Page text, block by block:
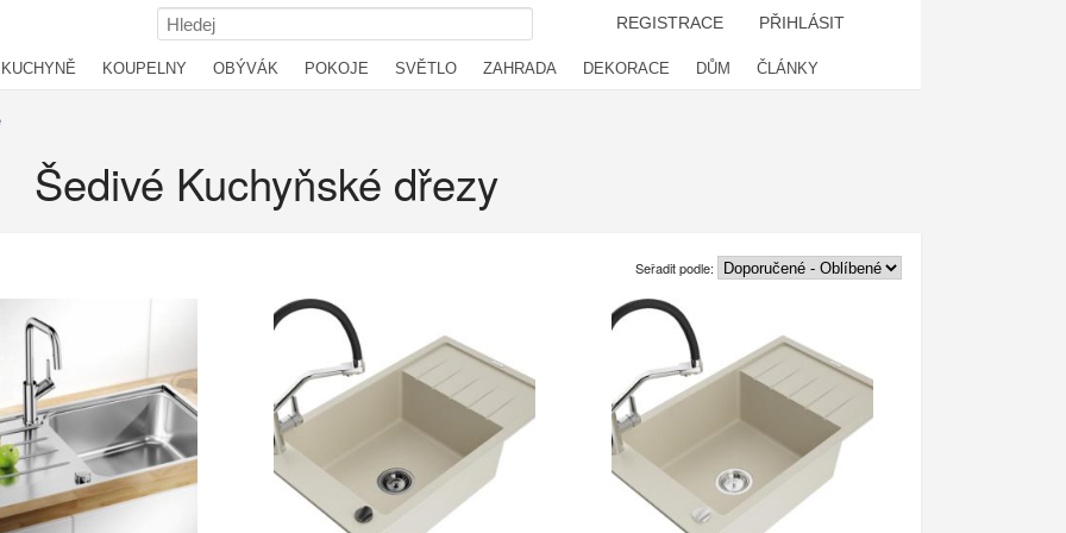
REGISTRACE PŘIHLÁSIT
KUCHYNĚ KOUPELNY OBÝVÁK POKOJE SVĚTLO ZAHRADA DEKORACE DŮM ČLÁNKY
Šedivé Kuchyňské dřezy
Seřadit podle: